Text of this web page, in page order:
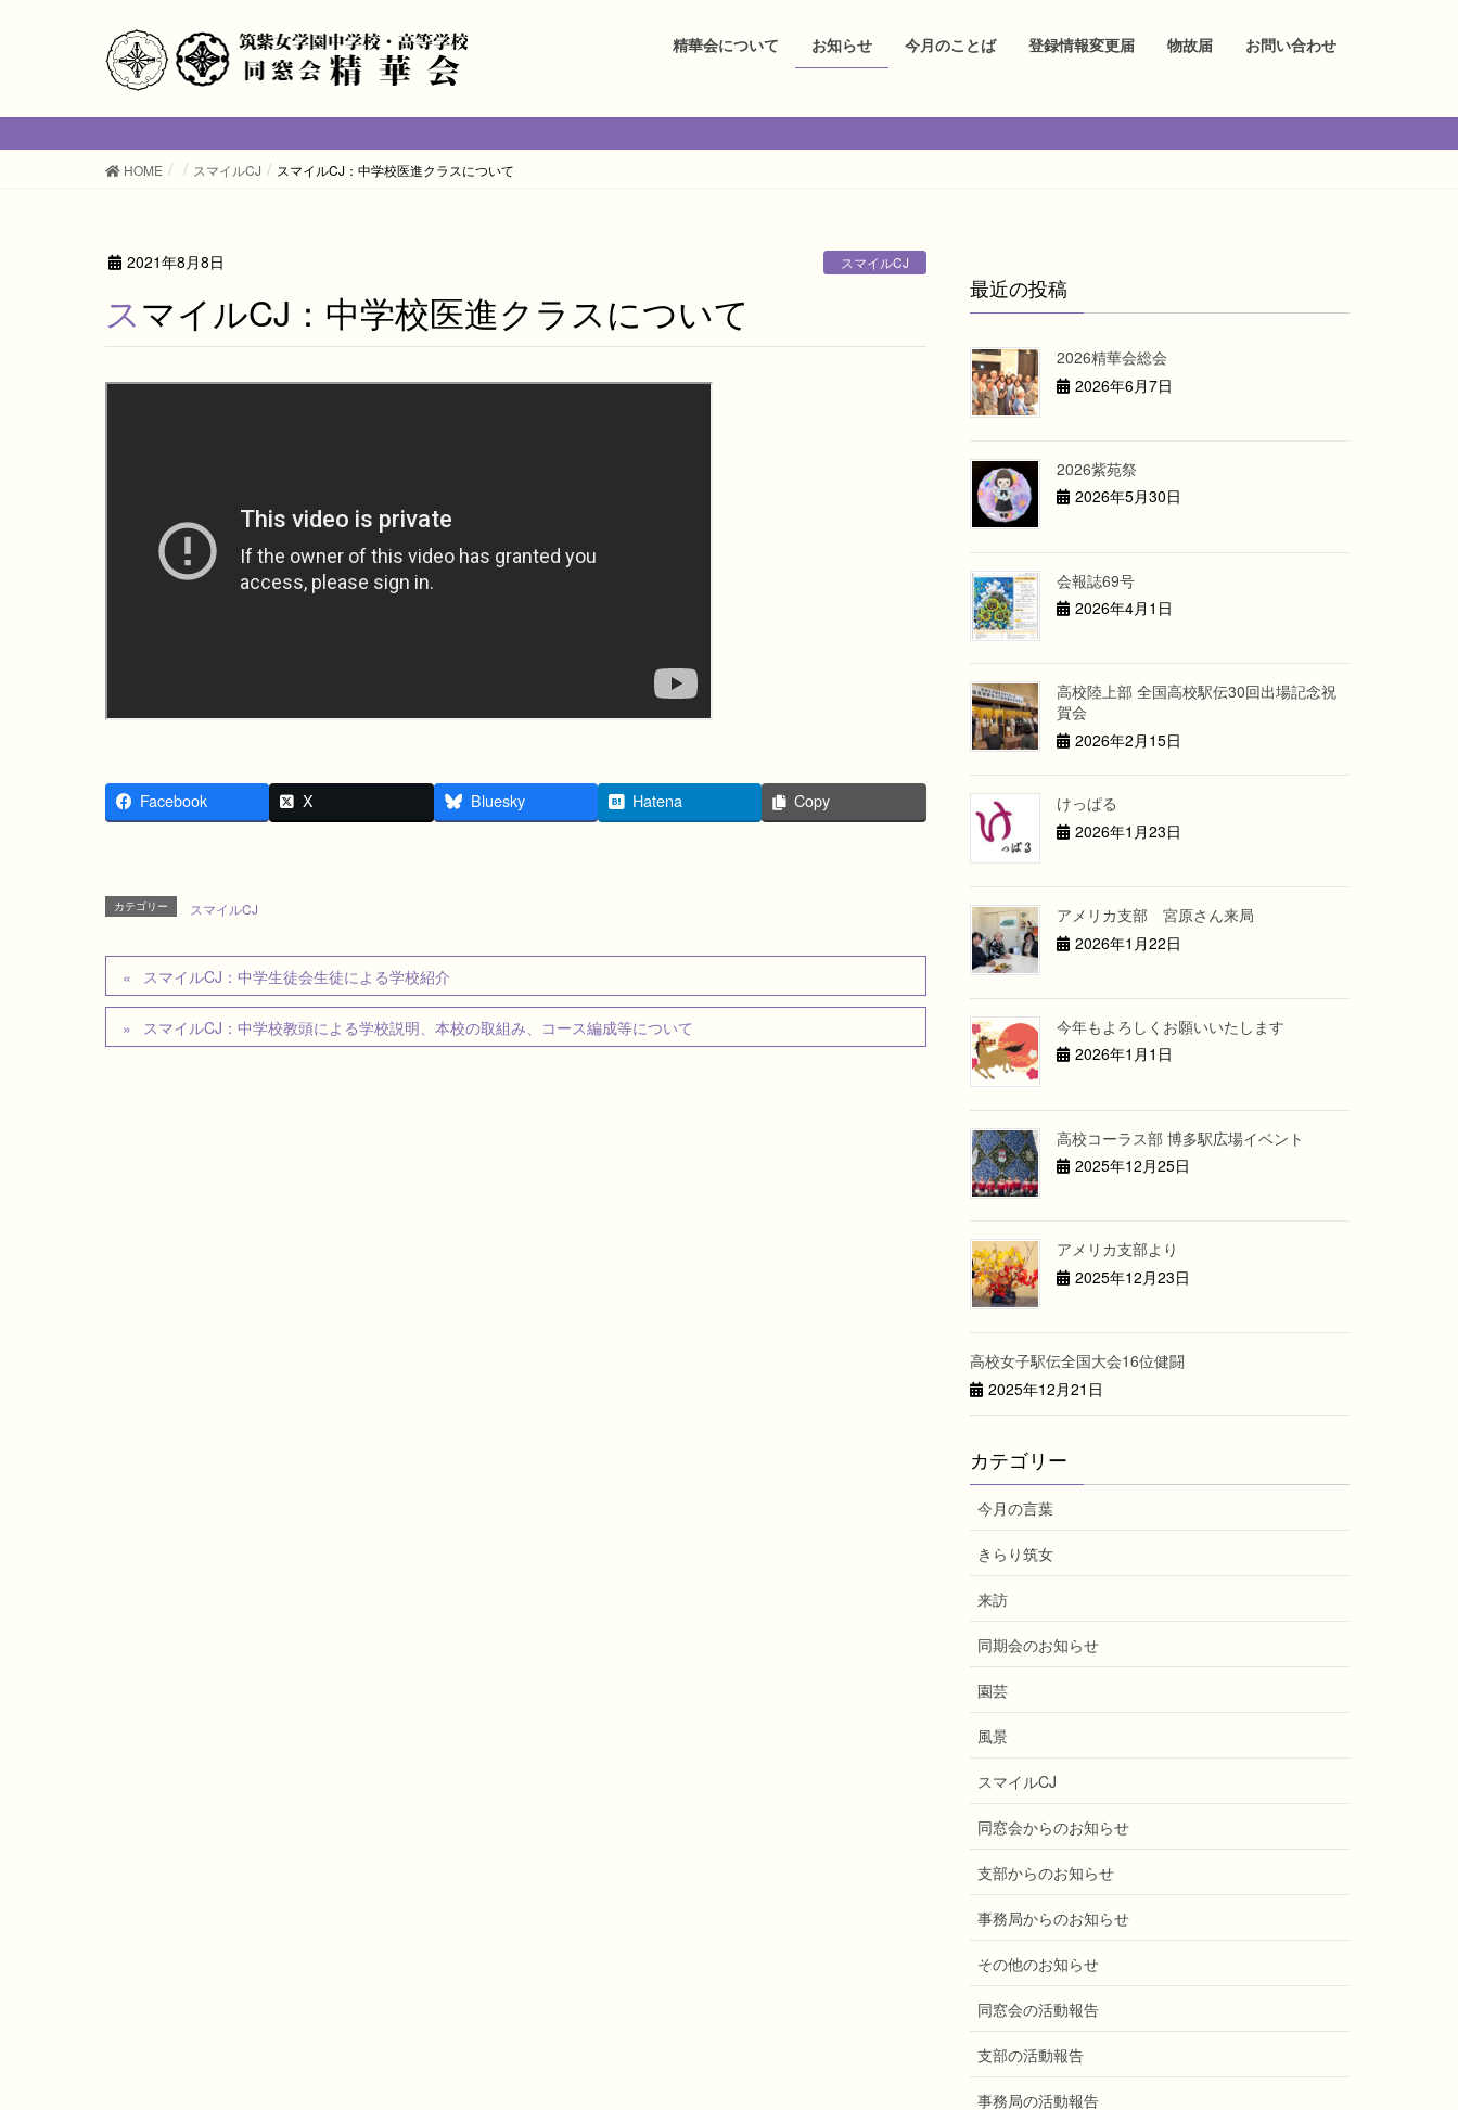
精華会について お知らせ 今月のことば 登録情報変更届 物故届 お問い合わせ
HOME スマイルCJ スマイルCJ：中学校医進クラスについて
2021年8月8日 スマイルCJ
スマイルCJ：中学校医進クラスについて
Facebook X Bluesky Hatena Copy
カテゴリー スマイルCJ
スマイルCJ：中学生徒会生徒による学校紹介
スマイルCJ：中学校教頭による学校説明、本校の取組み、コース編成等について
最近の投稿
2026精華会総会
2026年6月7日
2026紫苑祭
2026年5月30日
会報誌69号
2026年4月1日
高校陸上部 全国高校駅伝30回出場記念祝
賀会
2026年2月15日
けっぱる
2026年1月23日
アメリカ支部 宮原さん来局
2026年1月22日
今年もよろしくお願いいたします
2026年1月1日
高校コーラス部 博多駅広場イベント
2025年12月25日
アメリカ支部より
2025年12月23日
高校女子駅伝全国大会16位健闘
2025年12月21日
カテゴリー
今月の言葉
きらり筑女
来訪
同期会のお知らせ
園芸
風景
スマイルCJ
同窓会からのお知らせ
支部からのお知らせ
事務局からのお知らせ
その他のお知らせ
同窓会の活動報告
支部の活動報告
事務局の活動報告